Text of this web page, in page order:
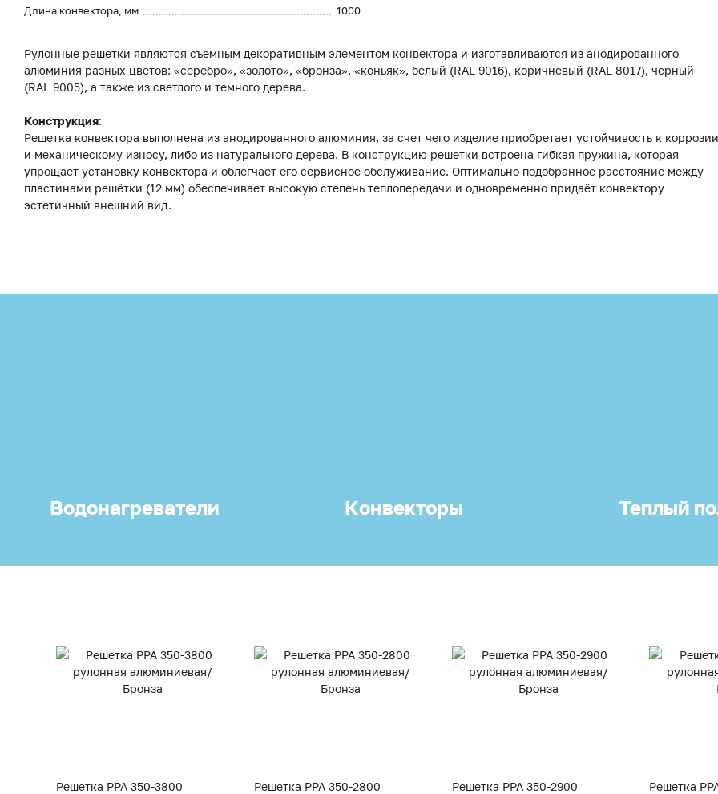
Длина конвектора, мм
1000
Рулонные решетки являются съемным декоративным элементом конвектора и изготавливаются из анодированного
алюминия разных цветов: «серебро», «золото», «бронза», «коньяк», белый (RAL 9016), коричневый (RAL 8017), черный
(RAL 9005), а также из светлого и темного дерева.
Конструкция:
Решетка конвектора выполнена из анодированного алюминия, за счет чего изделие приобретает устойчивость к коррозии
и механическому износу, либо из натурального дерева. В конструкцию решетки встроена гибкая пружина, которая
упрощает установку конвектора и облегчает его сервисное обслуживание. Оптимально подобранное расстояние между
пластинами решётки (12 мм) обеспечивает высокую степень теплопередачи и одновременно придаёт конвектору
эстетичный внешний вид.
Водонагреватели Конвекторы Теплый
Решетка PPA 350-3800
Решетка PPA 350-2800
Решетка PPA 350-2900
Решетка